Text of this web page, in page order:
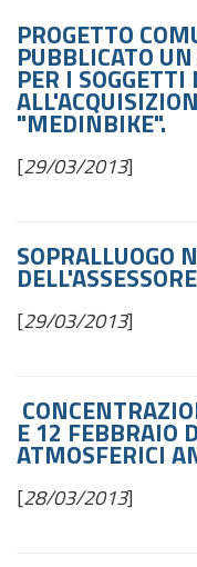
PROGETTO
PUBBLICATO
PER I
"MEDINBIKE".
[29/03/2013]
SOPRALLUOGO
[29/03/2013]
E 12 FEBBRAIO
ATMOSFERICI
[28/03/2013]